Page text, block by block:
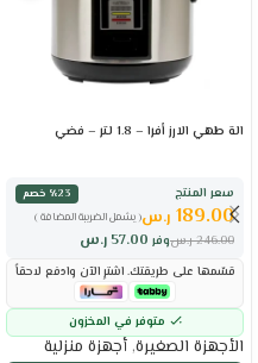
الة طهي الارز أفرا – 1.8 لتر – فضي
سعر المنتج
٪23 خصم
( يشمل الضريبة المضافة )
189.00 ر.س
وفر 57.00 ر.س 246.00 ر.س
قسّمها على طريقتك. اشترِ الآن وادفع لاحقاً
متوفر في المخزون
الأجهزة الصغيرة, أجهزة منزلية